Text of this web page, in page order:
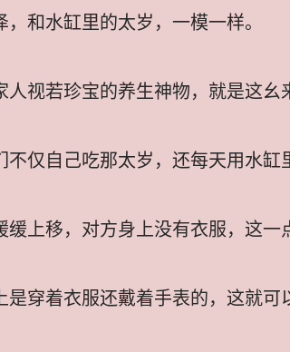
，和水缸里的太岁，一模一样。
人视若珍宝的养生神物，就是这幺
不仅自己吃那太岁，还每天用水缸
缓上移，对方身上没有衣服，这一
是穿着衣服还戴着手表的，这就可